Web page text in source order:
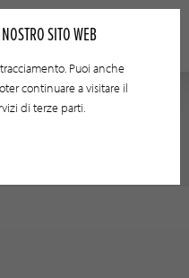
SITO WEB
Puoi anche
continuare a visitare il
di terze parti.